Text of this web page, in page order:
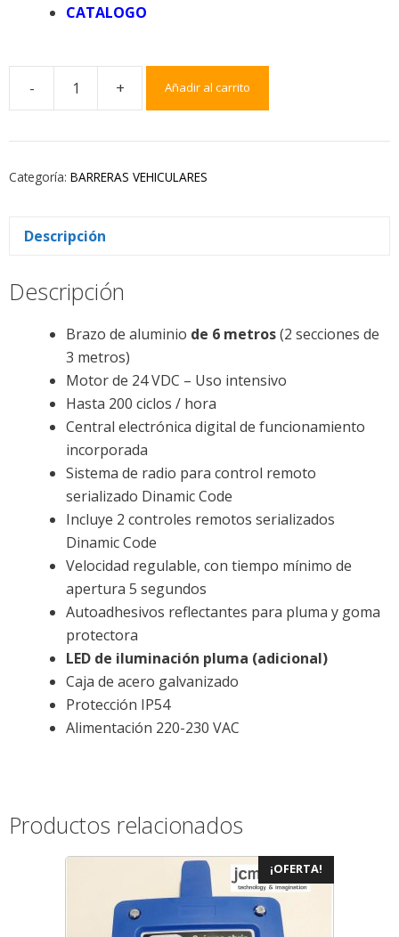
CATALOGO
- + Añadir al carrito
Categoría: BARRERAS VEHICULARES
Descripción
Descripción
Brazo de aluminio de 6 metros(2 secciones de
3 metros)
Motor de 24 VDC – Uso intensivo
Hasta 200 ciclos / hora
Central electrónica digital de funcionamiento
incorporada
Sistema de radio para control remoto
serializado Dinamic Code
Incluye 2 controles remotos serializados
Dinamic Code
Velocidad regulable, con tiempo mínimo de
apertura 5 segundos
Autoadhesivos reflectantes para pluma y goma
protectora
LED de iluminación pluma (adicional)
Caja de acero galvanizado
Protección IP54
Alimentación 220-230 VAC
Productos relacionados
¡OFERTA!